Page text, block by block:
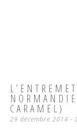
CARAMEL)
29 décembre 2014 -